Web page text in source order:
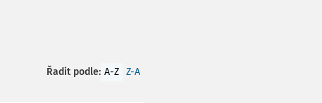
Řadit podle: A-Z Z-A